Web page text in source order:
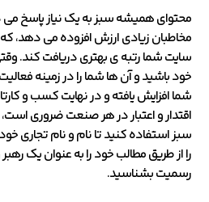
محتوای همیشه سبز به یک نیاز پاسخ می
مخاطبان زیادی ارزش افزوده می دهد،
سایت شما رتبه ی بهتری دریافت کند.
خود باشید و آن ها شما را در زمینه
شما افزایش یافته و در نهایت کسب و
اقتدار و اعتبار در هر صنعت ضروری
سبز استفاده کنید تا نام و نام تجاری خود
را از طریق مطالب خود را به عنوان یک
رسمیت بشناسید.